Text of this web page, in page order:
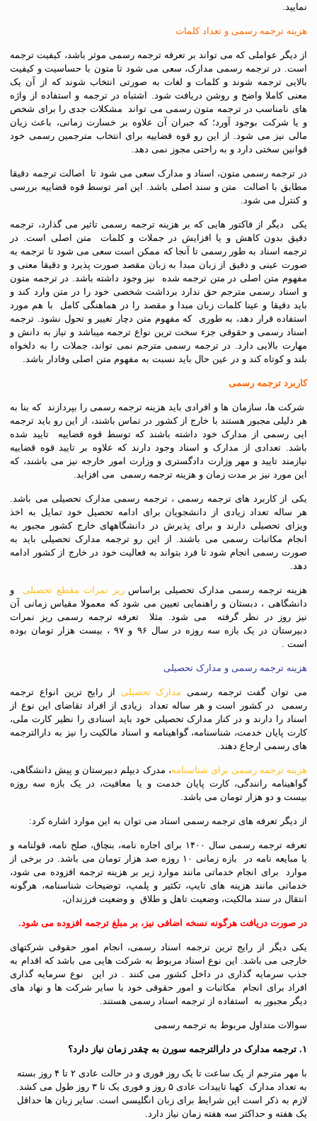
نمایید.
هزینه ترجمه رسمی و تعداد کلمات
از دیگر عواملی که می تواند بر تعرفه ترجمه رسمی موثر باشد، کیفیت ترجمه
است. در ترجمه رسمی مدارک، سعی می شود تا متون با حساسیت و کیفیت
بالایی ترجمه شوند و کلمات و لغات به صورتی انتخاب شوند که از آن یک
معنی کاملا واضح و روشن دریافت شود. اشتباه در ترجمه و استفاده از واژه
های نامناسب در ترجمه متون رسمی می تواند مشکلات جدی را برای شخص
و یا شرکت بوجود آورد؛ که جبران آن علاوه بر خسارت زمانی، باعث زیان
مالی نیز می شود. از این رو قوه قضاییه برای انتخاب مترجمین رسمی خود
قوانین سختی دارد و به راحتی مجوز نمی دهد.
در ترجمه رسمی متون، اسناد و مدارک سعی می شود تا اصالت ترجمه دقیقا
مطابق با اصالت متن و سند اصلی باشد. این امر توسط قوه قضاییه بررسی
و کنترل می شود.
یکی دیگر از فاکتور هایی که بر هزینه ترجمه رسمی تاثیر می گذارد، ترجمه
دقیق بدون کاهش و یا افزایش در جملات و کلمات متن اصلی است. در
ترجمه اسناد به طور رسمی تا آنجا که ممکن است سعی می شود تا ترجمه به
صورت عینی و دقیق از زبان مبدا به زبان مقصد صورت پذیرد و دقیقا معنی و
مفهوم متن اصلی در متن ترجمه شده نیز وجود داشته باشد. در ترجمه متون
و اسناد رسمی مترجم حق ندارد برداشت شخصی خود را در متن وارد کند و
باید دقیقا و عینا کلمات زبان مبدا و مقصد را در هماهنگی کامل با هم مورد
استفاده قرار دهد، به طوری که مفهوم متن دچار تغییر و تحول نشود. ترجمه
اسناد رسمی و حقوقی جزء سخت ترین نواع ترجمه میباشد و نیاز به دانش و
مهارت بالایی دارد. در ترجمه رسمی مترجم نمی تواند، جملات را به دلخواه
بلند و کوتاه کند و در عین حال باید نسبت به مفهوم متن اصلی وفادار باشد.
کاربرد ترجمه رسمی
شرکت ها، سازمان ها و افرادی باید هزینه ترجمه رسمی را بپردازند که بنا به
هر دلیلی مجبور هستند با خارج از کشور در تماس باشند، از این رو باید ترجمه
ایی رسمی از مدارک خود داشته باشند که توسط قوه قضاییه تایید شده
باشد. تعدادی از مدارک و اسناد وجود دارند که علاوه بر تایید قوه قضاییه
نیازمند تایید و مهر وزارت دادگستری و وزارت امور خارجه نیز می باشند، که
این مورد نیز بر مدت زمان و هزینه ترجمه رسمی می افزاید.
یکی از کاربرد های ترجمه رسمی ، ترجمه رسمی مدارک تحصیلی می باشد.
هر ساله تعداد زیادی از دانشجویان برای ادامه تحصیل خود تمایل به اخذ
ویزای تحصیلی دارند و برای پذیرش در دانشگاههای خارج کشور مجبور به
انجام مکاتبات رسمی می باشند. از این رو ترجمه مدارک تحصیلی باید به
صورت رسمی انجام شود تا فرد بتواند به فعالیت خود در خارج از کشور ادامه
دهد.
هزینه ترجمه رسمی مدارک تحصیلی براساسریز نمرات مقطع تحصیلی
و
دانشگاهی ، دبستان و راهنمایی تعیین می شود که معمولا مقیاس زمانی آن
نیز روز در نظر گرفته می شود. مثلا تعرفه ترجمه رسمی ریز نمرات
دبیرستان در یک بازه سه روزه در سال ۹۶ و ۹۷ ، بیست هزار تومان بوده
است .
هزینه ترجمه رسمی و مدارک تحصیلی
می توان گفت ترجمه رسمی مدارک تحصیلی از رایج ترین انواع ترجمه
رسمی در کشور است و هر ساله تعداد زیادی از افراد تقاضای این نوع از
اسناد را دارند و در کنار مدارک تحصیلی خود باید اسنادی را نظیر کارت ملی،
کارت پایان خدمت، شناسنامه، گواهینامه و اسناد مالکیت را نیز به دارالترجمه
های رسمی ارجاع دهند.
هزینه ترجمه رسمی برای شناسنامه، مدرک دیپلم دبیرستان و پیش دانشگاهی،
گواهینامه رانندگی، کارت پایان خدمت و یا معافیت، در یک بازه سه روزه
بیست و دو هزار تومان می باشد.
از دیگر تعرفه های ترجمه رسمی اسناد می توان به این موارد اشاره کرد:
تعرفه ترجمه رسمی سال ۱۴۰۰ برای اجاره نامه، بنچاق، صلح نامه، قولنامه و
یا مبایعه نامه در بازه زمانی ۱۰ روزه صد هزار تومان می باشد. در برخی از
موارد برای انجام خدماتی مانند موارد زیر بر هزینه ترجمه افزوده می شود،
خدماتی مانند هزینه های تایپ، تکثیر و پلمپ، توضیحات شناسنامه، هرگونه
انتقال در سند مالکیت، وضعیت تاهل و طلاق و وضعیت فرزندان،
در صورت دریافت هرگونه نسخه اضافی نیز، بر مبلغ ترجمه افزوده می شود.
یکی دیگر از رایج ترین ترجمه اسناد رسمی، انجام امور حقوقی شرکتهای
خارجی می باشد. این نوع اسناد مربوط به شرکت هایی می باشد که اقدام به
جذب سرمایه گذاری در داخل کشور می کنند . در این نوع سرمایه گذاری
افراد برای انجام مکاتبات و امور حقوقی خود با سایر شرکت ها و نهاد های
دیگر مجبور به استفاده از ترجمه اسناد رسمی هستند.
سوالات متداول مربوط به ترجمه رسمی
۱. ترجمه مدارک در دارالترجمه سورن به چقدر زمان نیاز دارد؟
با مهر مترجم از یک ساعت تا یک روز فوری و در حالت عادی ۲ تا ۴ روز بسته
به تعداد مدارک کهبا تاییدات عادی ۵ روز و فوری یک تا ۳ روز طول می کشد.
لازم به ذکر است این شرایط برای زبان انگلیسی است. سایر زبان ها حداقل
یک هفته و حداکثر سه هفته زمان نیاز دارد.